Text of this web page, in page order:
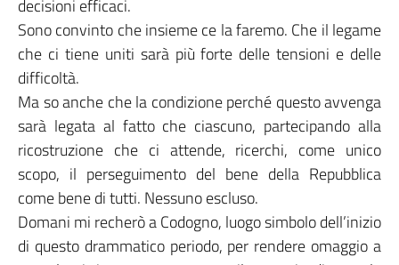
decisioni efficaci.
Sono convinto che insieme ce la faremo. Che il legame
che ci tiene uniti sarà più forte delle tensioni e delle
difficoltà.
Ma so anche che la condizione perché questo avvenga
sarà legata al fatto che ciascuno, partecipando alla
ricostruzione che ci attende, ricerchi, come unico
scopo, il perseguimento del bene della Repubblica
come bene di tutti. Nessuno escluso.
Domani mi recherò a Codogno, luogo simbolo dell’inizio
di questo drammatico periodo, per rendere omaggio a